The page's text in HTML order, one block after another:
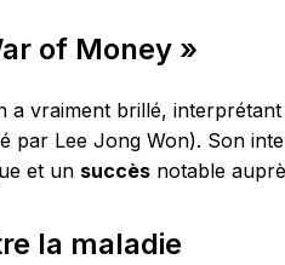
of Money »
a vraiment brillé,
par Lee Jong Won). Son
et un succès notable
la maladie